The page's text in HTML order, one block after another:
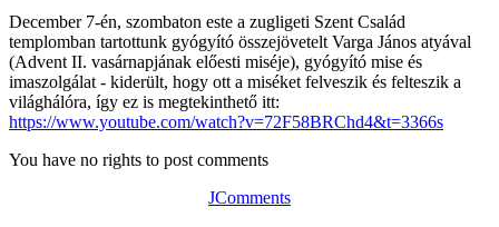
December 7-én, szombaton este a zugligeti Szent Család
templomban tartottunk gyógyító összejövetelt Varga János atyával
(Advent II. vasárnapjának előesti miséje), gyógyító mise és
imaszolgálat - kiderült, hogy ott a miséket felveszik és felteszik a
világhálóra, így ez is megtekinthető itt:
https://www.youtube.com/watch?v=72F58BRChd4&t=3366s
You have no rights to post comments
JComments